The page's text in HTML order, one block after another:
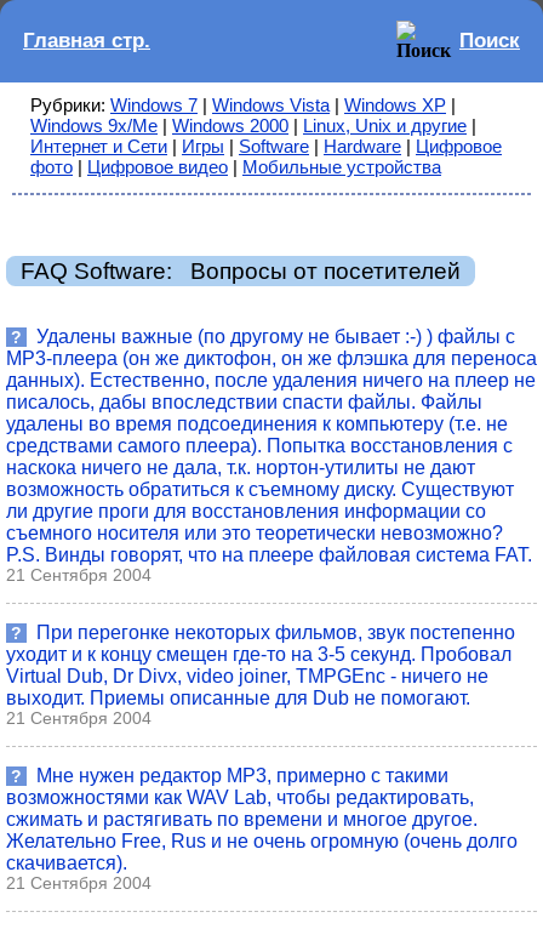
Главная стр. Поиск
Рубрики: Windows 7 | Windows Vista | Windows XP |
Windows 9x/Me | Windows 2000 | Linux, Unix и другие |
Интернет и Сети | Игры | Software | Hardware | Цифровое
фото | Цифровое видео | Мобильные устройства
FAQ Software: Вопросы от посетителей
?
Удалены важные (по другому не бывает :-) ) файлы с
MP3-плеера (он же диктофон, он же флэшка для переноса
данных). Естественно, после удаления ничего на плеер не
писалось, дабы впоследствии спасти файлы. Файлы
удалены во время подсоединения к компьютеру (т.е. не
средствами самого плеера). Попытка восстановления с
наскока ничего не дала, т.к. нортон-утилиты не дают
возможность обратиться к съемному диску. Существуют
ли другие проги для восстановления информации со
съемного носителя или это теоретически невозможно?
P.S. Винды говорят, что на плеере файловая система FAT.
21 Сентября 2004
?
При перегонке некоторых фильмов, звук постепенно
уходит и к концу смещен где-то на 3-5 секунд. Пробовал
Virtual Dub, Dr Divx, video joiner, TMPGEnc - ничего не
выходит. Приемы описанные для Dub не помогают.
21 Сентября 2004
?
Мне нужен редактор MP3, примерно с такими
возможностями как WAV Lab, чтобы редактировать,
сжимать и растягивать по времени и многое другое.
Желательно Free, Rus и не очень огромную (очень долго
скачивается).
21 Сентября 2004